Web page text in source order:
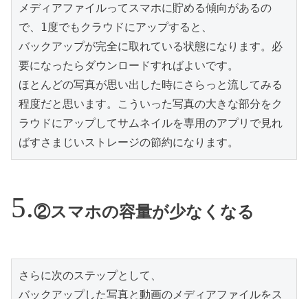
メディアファイルってスマホに貯める傾向があるの
で、1度でもクラウドにアップすると、
バックアップが完全に取れている状態になります。必
要になったらダウンロードすればよいです。
ほとんどの写真が思い出した時にさらっと流してみる
程度だと思います。こういった写真の大きな部分をク
ラウドにアップしてサムネイルを専用のアプリで見れ
ばすさまじいストレージの節約になります。
②スマホの容量が少なくなる
さらに次のステップとして、
バックアップした写真と動画のメディアファイルをス